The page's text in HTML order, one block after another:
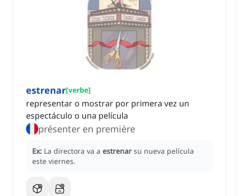
estrenar[verbe]
representar o mostrar por primera vez un
espectáculo o una película
présenter en première
Ex: La directora va a estrenar su nueva película
este viernes.